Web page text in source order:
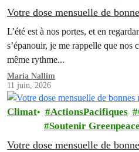
Votre dose mensuelle de
L’été est à nos portes, et en
s’épanouir, je me rappelle que nos
même rythme...
Maria Nallim
11 juin, 2026
Climat ActionsPacifiques
Soutenir Greenpeace
Votre dose mensuelle de